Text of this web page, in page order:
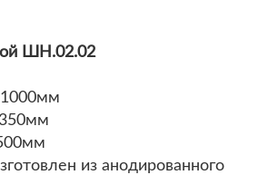
ШН.02.02
из анодированного